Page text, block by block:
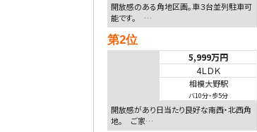
開放感のある角地区画。車３台並列駐車可
能です。 …
第2位
5,999万円
4ＬＤＫ
相模大野駅
バ10分・歩5分
開放感があり日当たり良好な南西・北西角
地。 ご家…